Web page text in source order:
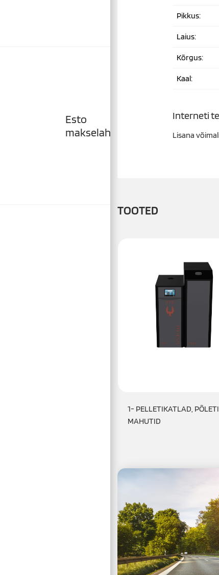
Esto
makselahendused
Pikkus:
Laius:
Kõrgus:
Kaal:
Interneti
Lisana
TOOTED
1- PELLETIKATLAD,
MAHUTID